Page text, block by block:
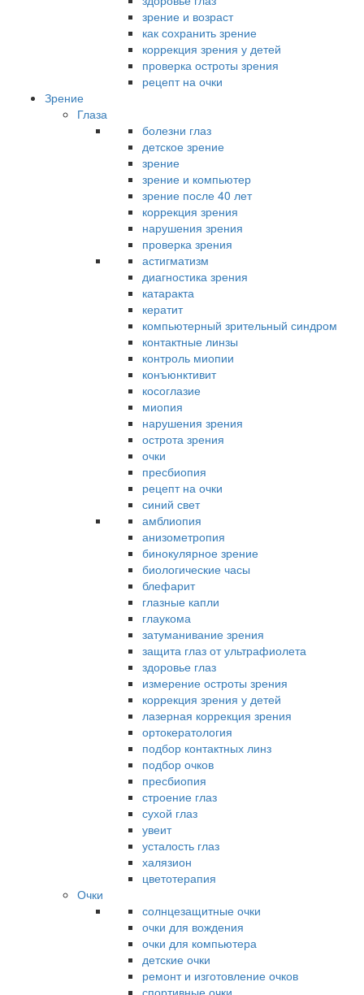
зрение и возраст
как сохранить зрение
коррекция зрения у детей
проверка остроты зрения
рецепт на очки
Зрение
Глаза
болезни глаз
детское зрение
зрение
зрение и компьютер
зрение после 40 лет
коррекция зрения
нарушения зрения
проверка зрения
астигматизм
диагностика зрения
катаракта
кератит
компьютерный зрительный синдром
контактные линзы
контроль миопии
конъюнктивит
косоглазие
миопия
нарушения зрения
острота зрения
очки
пресбиопия
рецепт на очки
синий свет
амблиопия
анизометропия
бинокулярное зрение
биологические часы
блефарит
глазные капли
глаукома
затуманивание зрения
защита глаз от ультрафиолета
здоровье глаз
измерение остроты зрения
коррекция зрения у детей
лазерная коррекция зрения
ортокератология
подбор контактных линз
подбор очков
пресбиопия
строение глаз
сухой глаз
увеит
усталость глаз
халязион
цветотерапия
Очки
солнцезащитные очки
очки для вождения
очки для компьютера
детские очки
ремонт и изготовление очков